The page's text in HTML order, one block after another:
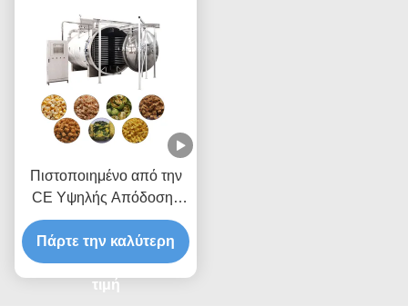
Πιστοποιημένο από την
CE Υψηλής Απόδοσης
Χαμηλής Καταναλώσεως
Ενέργειας Συσκευές
Λυοφιλίωσης Τροφίμων
Μηχανή Κατάψυξης
Πάρτε την καλύτερη
τιμή